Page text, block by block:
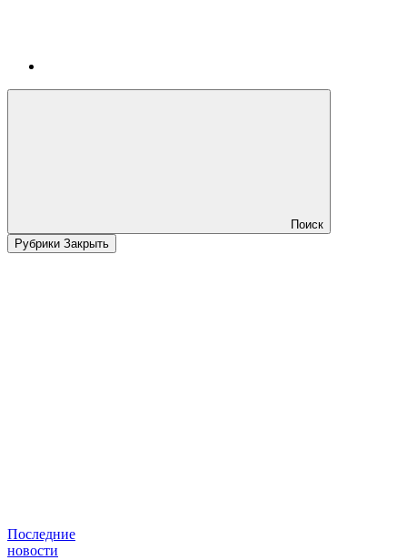
Поиск
Рубрики Закрыть
Последние
новости